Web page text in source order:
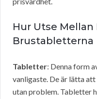
Hur Utse
Brustabletterna
Tabletter: Denna form
vanligaste. De är lätta
utan problem. Tabletter